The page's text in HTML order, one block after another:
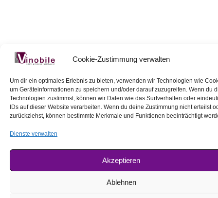
Cookie-Zustimmung verwalten
Um dir ein optimales Erlebnis zu bieten, verwenden wir Technologien wie
um Geräteinformationen zu speichern und/oder darauf zuzugreifen. Wenn du
Technologien zustimmst, können wir Daten wie das Surfverhalten oder
IDs auf dieser Website verarbeiten. Wenn du deine Zustimmung nicht erteilst
zurückziehst, können bestimmte Merkmale und Funktionen beeinträchtigt
Dienste verwalten
Akzeptieren
Ablehnen